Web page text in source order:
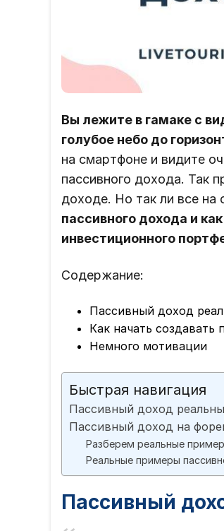
Вы лежите в гамаке с
голубое небо до
на смартфоне и видите
пассивного дохода. Так
доходе. Но так ли все на
пассивного дохода и
инвестиционного
Содержание:
Пассивный доход
Как начать создавать
Немного мотивации
Быстрая навигация
Пассивный доход
Пассивный доход на
Разберем реальные
Реальные примеры
Пассивный